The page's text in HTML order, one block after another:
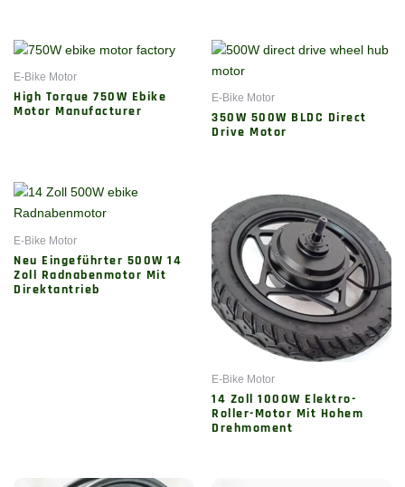
E-Bike Motor
High Torque 750W Ebike
Motor Manufacturer
E-Bike Motor
350W 500W BLDC Direct
Drive Motor
E-Bike Motor
Neu Eingeführter 500W 14
Zoll Radnabenmotor Mit
Direktantrieb
E-Bike Motor
14 Zoll 1000W Elektro-
Roller-Motor Mit Hohem
Drehmoment